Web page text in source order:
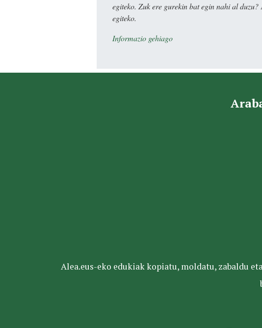
egiteko. Zuk ere gurekin bat egin nahi al
egiteko.
Informazio gehiago
Alea.eus-eko edukiak kopiatu, moldatu, zabaldu